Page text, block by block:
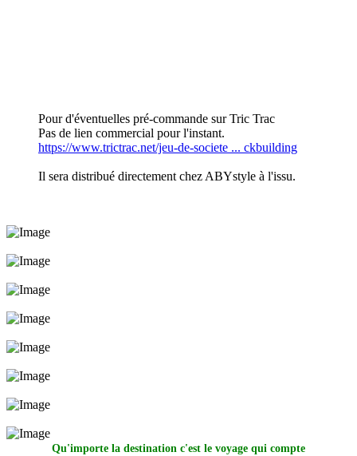
Pour d'éventuelles pré-commande sur Tric Trac
Pas de lien commercial pour l'instant.
https://www.trictrac.net/jeu-de-societe ... ckbuilding
Il sera distribué directement chez ABYstyle à l'issu.
Qu'importe la destination c'est le voyage qui compte